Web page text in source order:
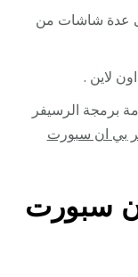
عدة شاشات من
لاين .
برمجة الرسيفر
بي ان سبورت
سبورت